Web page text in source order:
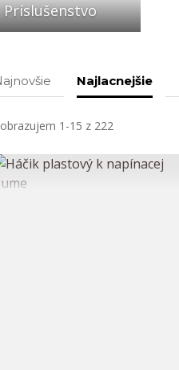
Príslušenstvo
Najlacnejšie
1-15 z 222